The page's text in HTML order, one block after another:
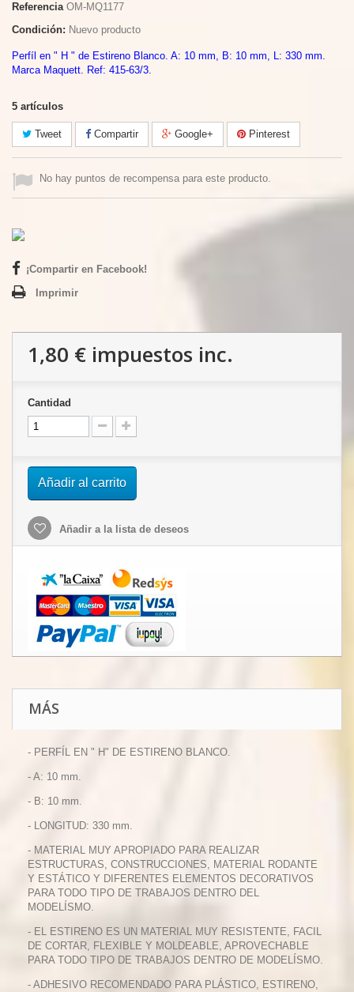
Referencia OM-MQ1177
Condición: Nuevo producto
Perfíl en " H " de Estireno Blanco. A: 10 mm, B: 10 mm, L: 330 mm.
Marca Maquett. Ref: 415-63/3.
5 artículos
Tweet Compartir Google+ Pinterest
No hay puntos de recompensa para este producto.
¡Compartir en Facebook!
Imprimir
1,80 € impuestos inc.
Cantidad
Añadir al carrito
Añadir a la lista de deseos
MÁS
- PERFÍL EN " H" DE ESTIRENO BLANCO.
- A: 10 mm.
- B: 10 mm.
- LONGITUD: 330 mm.
- MATERIAL MUY APROPIADO PARA REALIZAR
ESTRUCTURAS, CONSTRUCCIONES, MATERIAL RODANTE
Y ESTÁTICO Y DIFERENTES ELEMENTOS DECORATIVOS
PARA TODO TIPO DE TRABAJOS DENTRO DEL
MODELÍSMO.
- EL ESTIRENO ES UN MATERIAL MUY RESISTENTE, FACIL
DE CORTAR, FLEXIBLE Y MOLDEABLE, APROVECHABLE
PARA TODO TIPO DE TRABAJOS DENTRO DE MODELÍSMO.
- ADHESIVO RECOMENDADO PARA PLÁSTICO, ESTIRENO,